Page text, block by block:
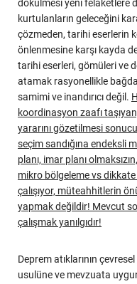
dökülmesi yeni felaketlere
kurtulanların geleceğini
çözmeden, tarihi eserlerin
önlenmesine karşı kayda
tarihi eserleri, gömüleri ve
atamak rasyonellikle
samimi ve inandırıcı değil.
koordinasyon zaafı
yararını gözetilmesi
seçim sandığına endeksli
planı, imar planı
mikro bölgeleme vs
çalışıyor, müteahhitlerin
yapmak değildir! Mevcut
çalışmak yanılgıdır!
Deprem atıklarının
usulüne ve mevzuata